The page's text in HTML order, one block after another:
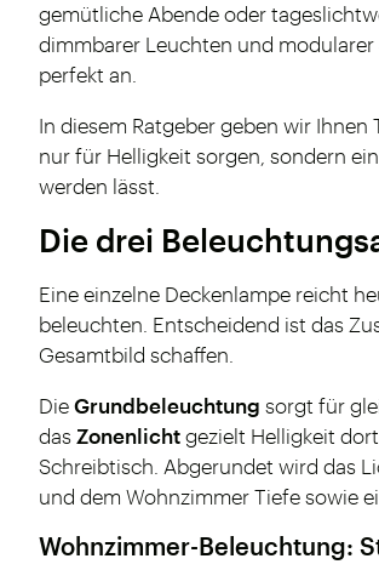
gemütliche Abende oder
dimmbarer Leuchten und
perfekt an.
In diesem Ratgeber geben wir
nur für Helligkeit sorgen, sondern
werden lässt.
Die drei
Eine einzelne Deckenlampe reicht
beleuchten. Entscheidend ist das
Gesamtbild schaffen.
Die Grundbeleuchtung sorgt für
das Zonenlicht gezielt Helligkeit
Schreibtisch. Abgerundet wird das
und dem Wohnzimmer Tiefe sowie
Wohnzimmer-Beleuchtung: